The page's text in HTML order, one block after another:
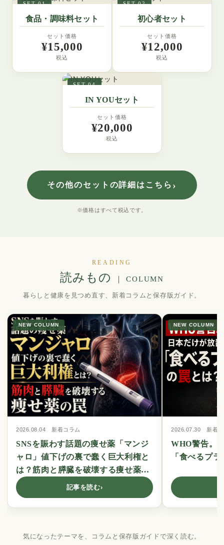
SET 01
食品・調味料セット
セット価格
¥15,000
税込
SET 02
初心者セット
セット価格
¥12,000
税込
SET 04
IN YOUセット
セット価格
¥20,000
税込
その他のセットの詳細はこちら ›
※価格はすべて税込です。
READING
読みもの ｜ COLUMN
暮らしと健康を見つめ直す、新着コラムと保存版ガイド。
NEW COLUMN
2026.08.04 新着コラム
SNSを賑わす話題の痩せ薬「マンジ
ャロ」値下げの裏で蠢く巨大利権と
は？筋肉と膵臓を破壊する痩せ薬の
罠
記事を読む›
NEW COLUMN
2026.07.30 新着コ
WHO警告。
「食べるプ
気になったテーマを、コラムと保存版ガイドで深く読む。